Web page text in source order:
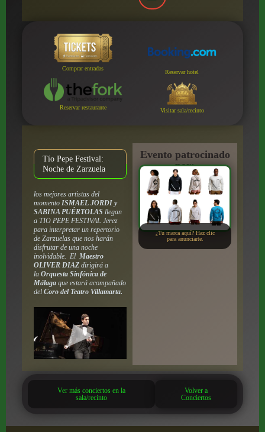
Comprar entradas
Reservar hotel
Reservar restaurante Visitar sala/recinto
Tío Pepe Festival:
Noche de Zarzuela
los mejores artistas del
momento ISMAEL JORDI y
SABINA PUÉRTOLAS llegan
a TIO PEPE FESTIVAL Jerez
para interpretar un repertorio
de Zarzuelas que nos harán
disfrutar de una noche
inolvidable. El Maestro
OLIVER DIAZ dirigirá a
la Orquesta Sinfónica de
Málagaque estará acompañado
del Coro del Teatro Villamarta.
Evento patrocinado
por:
¿Tu marca aquí? Haz clic
para anunciarte.
Ver más conciertos en la
sala/recinto
Volver a
Conciertos